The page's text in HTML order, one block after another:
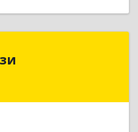
1С-Франчайзи
г, Гагарина